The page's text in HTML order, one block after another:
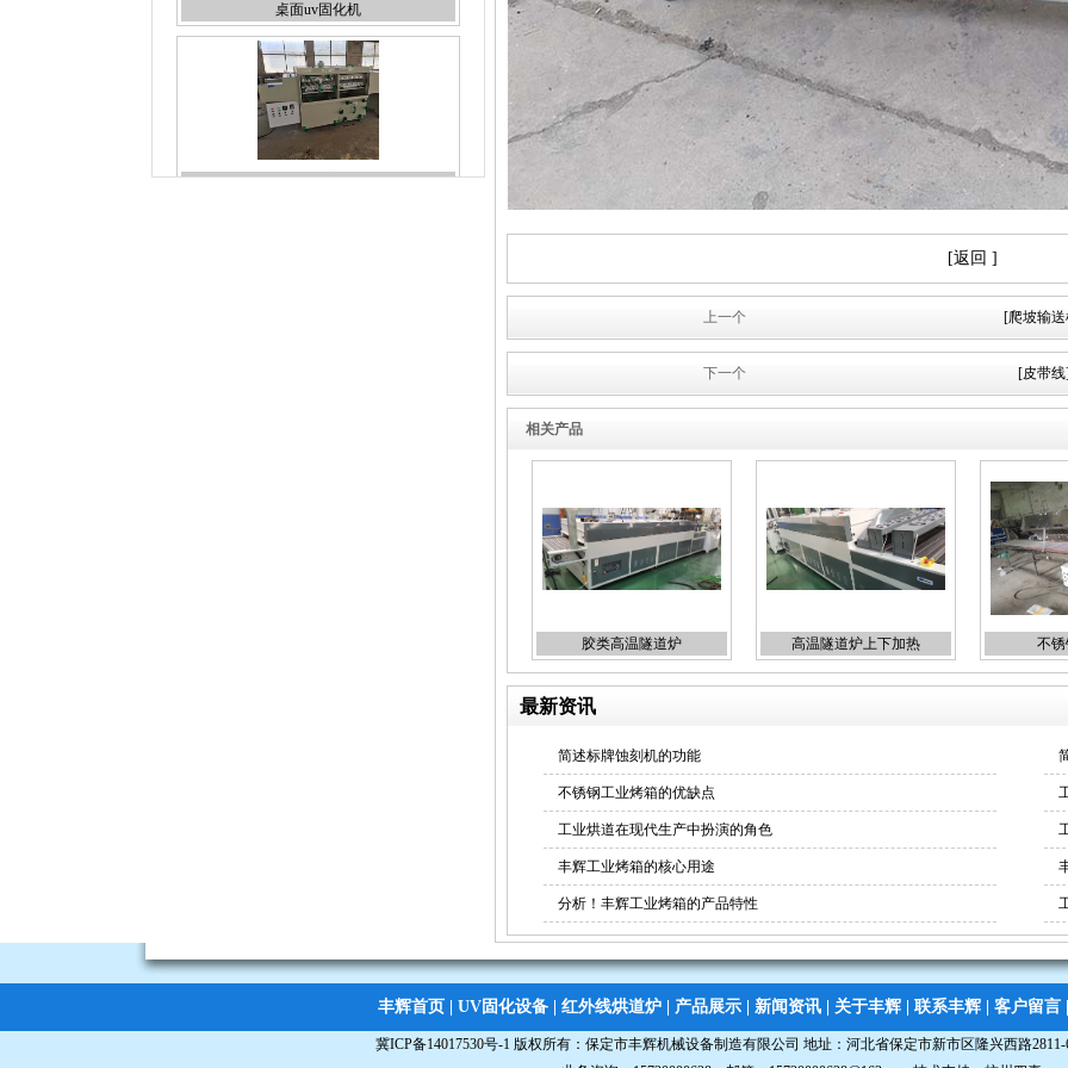
双面蚀刻机
[返回 ]
上一个 [爬坡输
下一个 [皮带
相关产品
胶类高温隧道炉 高温隧道炉上下加热 不
最新资讯
简述标牌蚀刻机的功能
不锈钢工业烤箱的优缺点
工业烘道在现代生产中扮演的角色
丰辉工业烤箱的核心用途
分析！丰辉工业烤箱的产品特性
丰辉首页| UV固化设备| 红外线烘道炉| 产品展示| 新闻资讯| 关于丰辉| 联系丰辉| 客户留言
冀ICP备14017530号-1版权所有： 保定市丰辉机械设备制造有限公司 地址：河北省保定市新市区隆兴西路